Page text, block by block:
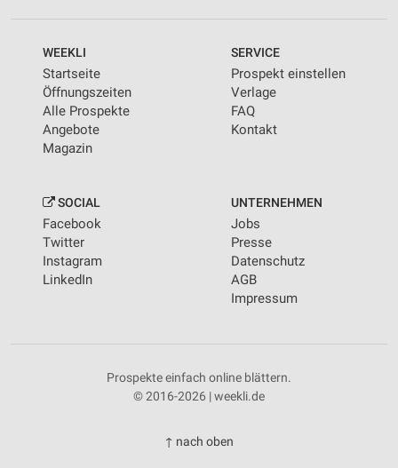
WEEKLI
Startseite
Öffnungszeiten
Alle Prospekte
Angebote
Magazin
SERVICE
Prospekt einstellen
Verlage
FAQ
Kontakt
SOCIAL
Facebook
Twitter
Instagram
LinkedIn
UNTERNEHMEN
Jobs
Presse
Datenschutz
AGB
Impressum
Prospekte einfach online blättern.
© 2016-2026 | weekli.de
↑ nach oben